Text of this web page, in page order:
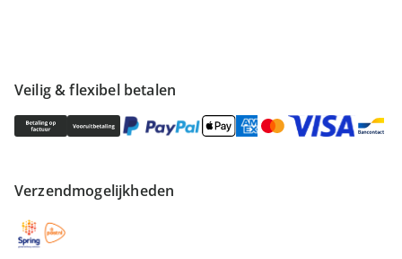
Veilig & flexibel betalen
Verzendmogelijkheden